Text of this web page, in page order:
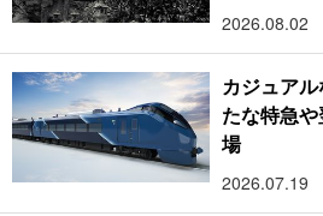
2026.08.02
カジュア
たな特急
場
2026.07.19